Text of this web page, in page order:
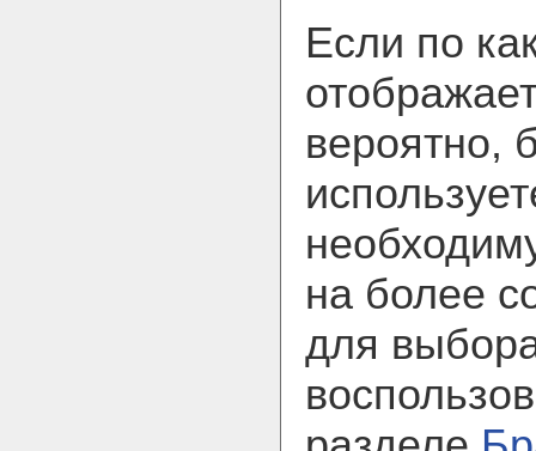
Если по
вероятно,
на более
для